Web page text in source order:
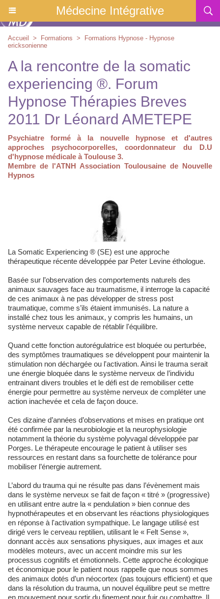
Médecine Intégrative
Accueil > Formations >
Formations Hypnose - Hypnose
ericksonienne
A la rencontre de la somatic
experiencing ®. Forum
Hypnose Thérapies Breves
2011 Dr Léonard AMETEPE
Psychiatre formé à la nouvelle hypnose et d'autres
approches psychocorporelles, coordonnateur du D.U
d'hypnose médicale à Toulouse 3.
Membre de l'ATNH Association Toulousaine de Nouvelle
Hypnos
La Somatic Experiencing ® (SE) est une approche
thérapeutique récente développée par Peter Levine éthologue.
Basée sur l’observation des comportements naturels des
animaux sauvages face au traumatisme, il interroge la capacité
de ces animaux à ne pas développer de stress post
traumatique, comme s’ils étaient immunisés. La nature a
installé chez tous les animaux, y compris les humains, un
système nerveux capable de rétablir l'équilibre.
Quand cette fonction autorégulatrice est bloquée ou perturbée,
des symptômes traumatiques se développent pour maintenir la
stimulation non déchargée ou l'activation. Ainsi le trauma serait
une énergie bloquée dans le système nerveux de l’individu
entrainant divers troubles et le défi est de remobiliser cette
énergie pour permettre au système nerveux de compléter une
action inachevée et cela de façon douce.
Ces dizaine d’années d’observations et mises en pratique ont
été confirmée par la neurobiologie et la neurophysiologie
notamment la théorie du système polyvagal développée par
Porges. Le thérapeute encourage le patient à utiliser ses
ressources en restant dans sa fourchette de tolérance pour
mobiliser l’énergie autrement.
L’abord du trauma qui ne résulte pas dans l’évènement mais
dans le système nerveux se fait de façon « titré » (progressive)
en utilisant entre autre la « pendulation » bien connue des
hypnothérapeutes et en observant les réactions physiologiques
en réponse à l'activation sympathique. Le langage utilisé est
dirigé vers le cerveau reptilien, utilisant le « Felt Sense »,
donnant accès aux sensations physiques, aux images et aux
modèles moteurs, avec un accent moindre mis sur les
processus cognitifs et émotionnels. Cette approche écologique
et économique pour le patient nous rappelle que nous sommes
des animaux dotés d’un néocortex (pas toujours efficient) et que
dans la résolution du trauma, un nouvel équilibre peut se mettre
en mouvement pour sortir du figement pour fuir ou combattre. Il